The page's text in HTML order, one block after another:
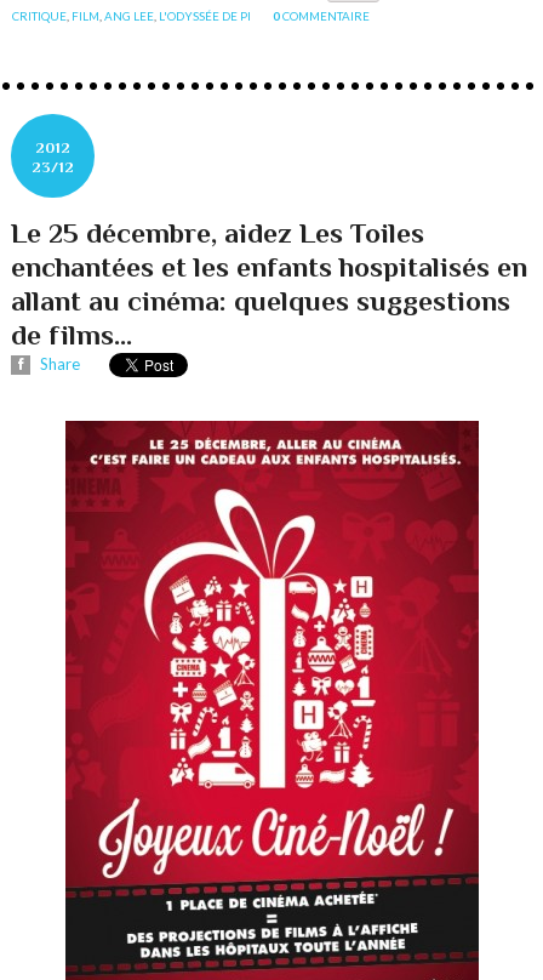
CRITIQUE FILM ,ANG LEE L'ODYSSÉE DE PI 0COMMENTAIRE
2012
23/12
Le 25 décembre, aidez Les Toiles
enchantées et les enfants hospitalisés en
allant au cinéma: quelques suggestions
de films...
Share